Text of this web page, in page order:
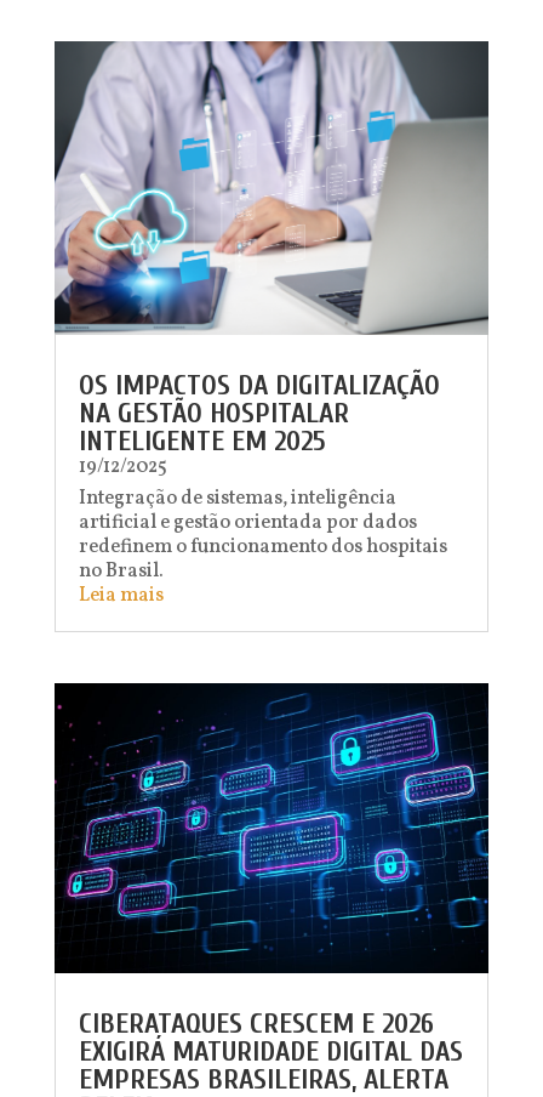
OS IMPACTOS DA DIGITALIZAÇÃO
NA GESTÃO HOSPITALAR
INTELIGENTE EM 2025
19/12/2025
Integração de sistemas, inteligência
artificial e gestão orientada por dados
redefinem o funcionamento dos hospitais
no Brasil.
Leia mais
CIBERATAQUES CRESCEM E 2026
EXIGIRÁ MATURIDADE DIGITAL DAS
EMPRESAS BRASILEIRAS, ALERTA